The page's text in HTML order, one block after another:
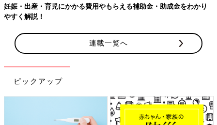
妊娠・出産・育児にかかる費用やもらえる補助金・助成金をわかり
やすく解説！
連載一覧へ
ピックアップ